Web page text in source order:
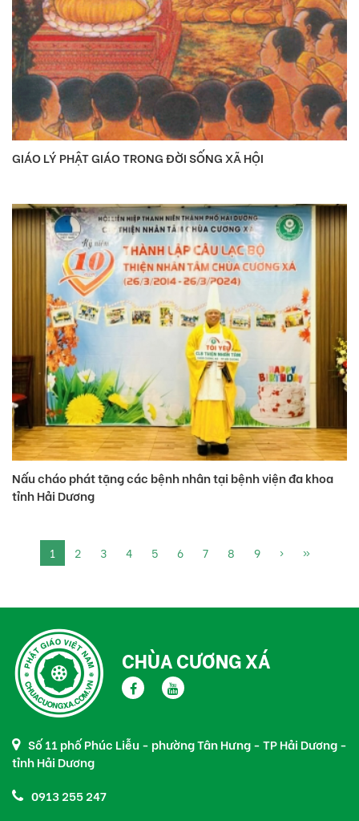
GIÁO LÝ PHẬT GIÁO TRONG ĐỜI SỐNG XÃ HỘI
Nấu cháo phát tặng các bệnh nhân tại bệnh viện đa khoa
tỉnh Hải Dương
1 2 3 4 5 6 7 8 9 › »
CHÙA CƯƠNG XÁ
Số 11 phố Phúc Liễu - phường Tân Hưng - TP Hải Dương -
tỉnh Hải Dương
0913 255 247